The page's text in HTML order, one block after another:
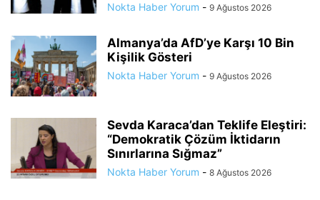
Nokta Haber Yorum - 9 Ağustos 2026
Almanya’da AfD’ye Karşı 10 Bin
Kişilik Gösteri
Nokta Haber Yorum - 9 Ağustos 2026
Sevda Karaca’dan Teklife Eleştiri:
“Demokratik Çözüm İktidarın
Sınırlarına Sığmaz”
Nokta Haber Yorum - 8 Ağustos 2026